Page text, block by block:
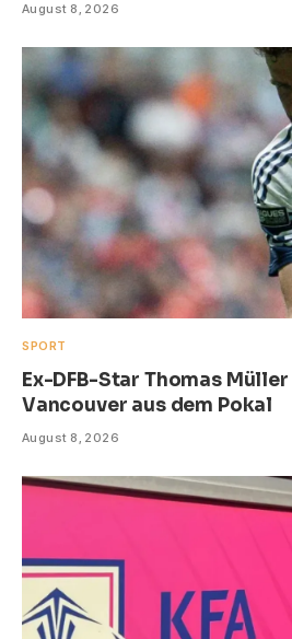
August 8, 2026
SPORT
Ex-DFB-Star Thomas
Vancouver aus dem Pokal
August 8, 2026